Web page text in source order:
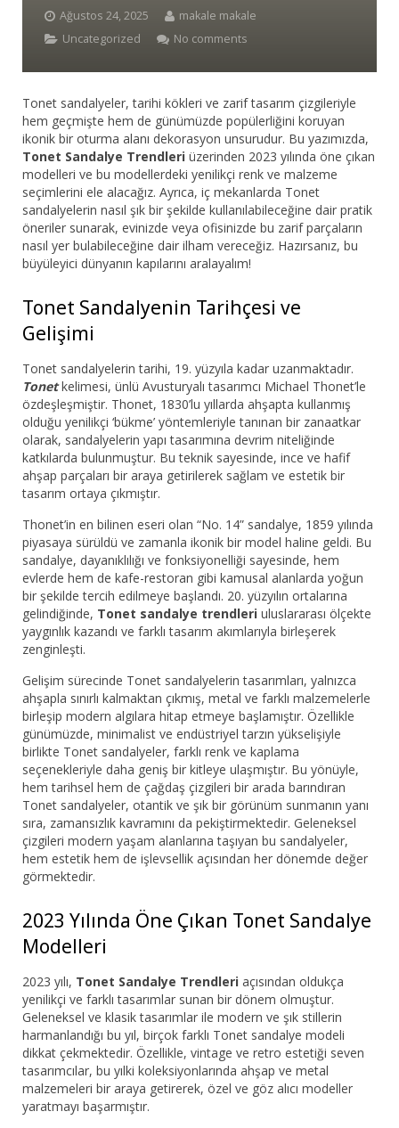
Bar Sandalyesi
Plastik Sandalye
Dış Mekan Sandalyeler
Masalar
Ağustos 24, 2025
makale makale
Uncategorized
No comments
Tonet sandalyeler, tarihi kökleri ve zarif tasarım çizgileriyle
hem geçmişte hem de günümüzde popülerliğini koruyan
ikonik bir oturma alanı dekorasyon unsurudur. Bu yazımızda,
Tonet Sandalye Trendleri üzerinden 2023 yılında öne çıkan
modelleri ve bu modellerdeki yenilikçi renk ve malzeme
seçimlerini ele alacağız. Ayrıca, iç mekanlarda Tonet
sandalyelerin nasıl şık bir şekilde kullanılabileceğine dair pratik
öneriler sunarak, evinizde veya ofisinizde bu zarif parçaların
nasıl yer bulabileceğine dair ilham vereceğiz. Hazırsanız, bu
büyüleyici dünyanın kapılarını aralayalım!
Tonet Sandalyenin Tarihçesi ve
Gelişimi
Tonet sandalyelerin tarihi, 19. yüzyıla kadar uzanmaktadır.
Tonetkelimesi, ünlü Avusturyalı tasarımcı Michael Thonet’le
özdeşleşmiştir. Thonet, 1830’lu yıllarda ahşapta kullanmış
olduğu yenilikçi ‘bükme’ yöntemleriyle tanınan bir zanaatkar
olarak, sandalyelerin yapı tasarımına devrim niteliğinde
katkılarda bulunmuştur. Bu teknik sayesinde, ince ve hafif
ahşap parçaları bir araya getirilerek sağlam ve estetik bir
tasarım ortaya çıkmıştır.
Thonet’in en bilinen eseri olan “No. 14” sandalye, 1859 yılında
piyasaya sürüldü ve zamanla ikonik bir model haline geldi. Bu
sandalye, dayanıklılığı ve fonksiyonelliği sayesinde, hem
evlerde hem de kafe-restoran gibi kamusal alanlarda yoğun
bir şekilde tercih edilmeye başlandı. 20. yüzyılın ortalarına
gelindiğinde, Tonet sandalye trendleri uluslararası ölçekte
yaygınlık kazandı ve farklı tasarım akımlarıyla birleşerek
zenginleşti.
Gelişim sürecinde Tonet sandalyelerin tasarımları, yalnızca
ahşapla sınırlı kalmaktan çıkmış, metal ve farklı malzemelerle
birleşip modern algılara hitap etmeye başlamıştır. Özellikle
günümüzde, minimalist ve endüstriyel tarzın yükselişiyle
birlikte Tonet sandalyeler, farklı renk ve kaplama
seçenekleriyle daha geniş bir kitleye ulaşmıştır. Bu yönüyle,
hem tarihsel hem de çağdaş çizgileri bir arada barındıran
Tonet sandalyeler, otantik ve şık bir görünüm sunmanın yanı
sıra, zamansızlık kavramını da pekiştirmektedir. Geleneksel
çizgileri modern yaşam alanlarına taşıyan bu sandalyeler,
hem estetik hem de işlevsellik açısından her dönemde değer
görmektedir.
2023 Yılında Öne Çıkan Tonet Sandalye
Modelleri
2023 yılı, Tonet Sandalye Trendleri açısından oldukça
yenilikçi ve farklı tasarımlar sunan bir dönem olmuştur.
Geleneksel ve klasik tasarımlar ile modern ve şık stillerin
harmanlandığı bu yıl, birçok farklı Tonet sandalye modeli
dikkat çekmektedir. Özellikle, vintage ve retro estetiği seven
tasarımcılar, bu yılki koleksiyonlarında ahşap ve metal
malzemeleri bir araya getirerek, özel ve göz alıcı modeller
yaratmayı başarmıştır.